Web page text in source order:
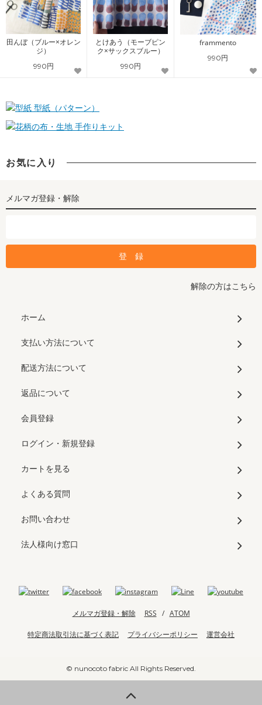
田んぼ（ブルー×オレン
ジ）
990円
とけあう（モーブピン
ク×サックスブルー）
990円
frammento
990円
型紙（パターン）
手作りキット
お気に入り
メルマガ登録・解除
解除の方はこちら
ホーム
支払い方法について
配送方法について
返品について
会員登録
ログイン・新規登録
カートを見る
よくある質問
お問い合わせ
法人様向け窓口
メルマガ登録・解除 RSS / ATOM
特定商法取引法に基づく表記 プライバシーポリシー 運営会社
© nunocoto fabric All Rights Reserved.